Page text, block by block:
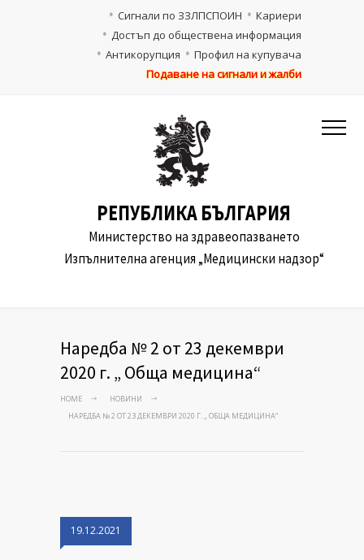
Кариери
Сигнали по ЗЗЛПСПОИН
Достъп до обществена информация
Профил на купувача
Антикорупция
Подаване на сигнали и жалби
РЕПУБЛИКА БЪЛГАРИЯ
Министерство на здравеопазването
Изпълнителна агенция „Медицински надзор“
Наредба № 2 от 23 декември
2020 г. „ Обща медицина“
HOME
НОВИНИ
НАРЕДБА № 2 ОТ 23 ДЕКЕМВРИ 2020 Г. „ ОБЩА МЕДИЦИНА“
19.12.2021